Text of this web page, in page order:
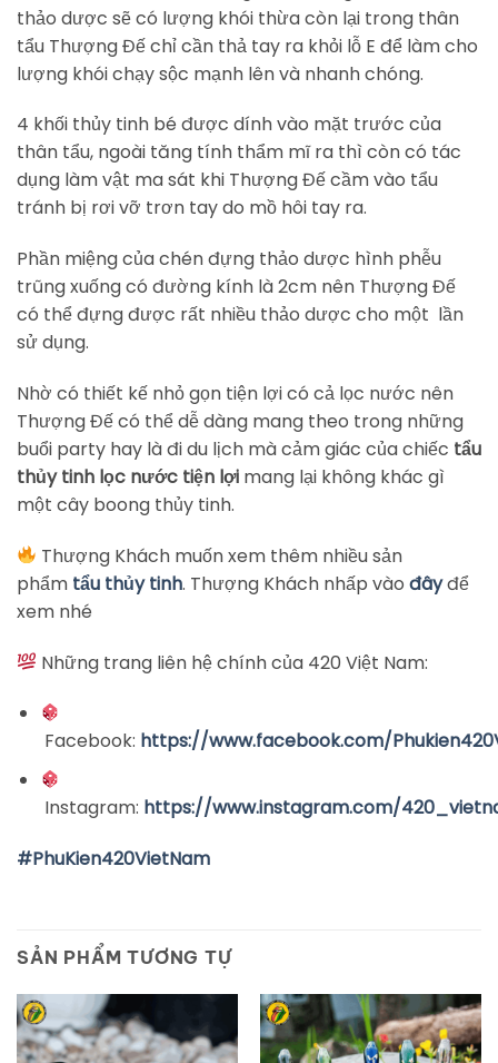
thảo dược sẽ có lượng khói thừa còn lại trong thân
tẩu Thượng Đế chỉ cần thả tay ra khỏi lỗ E để làm cho
lượng khói chạy sộc mạnh lên và nhanh chóng.
4 khối thủy tinh bé được dính vào mặt trước của
thân tẩu, ngoài tăng tính thẩm mĩ ra thì còn có tác
dụng làm vật ma sát khi Thượng Đế cầm vào tẩu
tránh bị rơi vỡ trơn tay do mồ hôi tay ra.
Phần miệng của chén đựng thảo dược hình phễu
trũng xuống có đường kính là 2cm nên Thượng Đế
có thể đựng được rất nhiều thảo dược cho một lần
sử dụng.
Nhờ có thiết kế nhỏ gọn tiện lợi có cả lọc nước nên
Thượng Đế có thể dễ dàng mang theo trong những
buổi party hay là đi du lịch mà cảm giác của chiếc tẩu
thủy tinh lọc nước tiện lợi mang lại không khác gì
một cây boong thủy tinh.
Thượng Khách muốn xem thêm nhiều sản
phẩm tẩu thủy tinh. Thượng Khách nhấp vào đâyđể
xem nhé
Những trang liên hệ chính của 420 Việt Nam:
Facebook: https://www.facebook.com/
Instagram: https://www.instagram.com/
#PhuKien420VietNam
SẢN PHẨM TƯƠNG TỰ